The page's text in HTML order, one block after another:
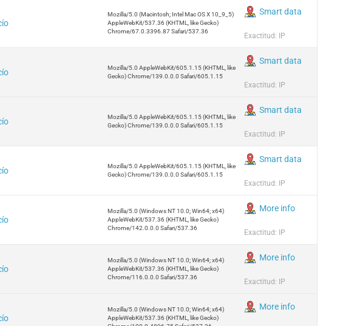
Mozilla/5.0 (Macintosh; Intel Mac OS X 10_9_5)
AppleWebKit/537.36 (KHTML, like Gecko)
Chrome/67.0.3396.87 Safari/537.36
Smart data
Exactitud: IP
Mozilla/5.0 AppleWebKit/605.1.15 (KHTML, like
Gecko) Chrome/139.0.0.0 Safari/605.1.15
Smart data
Exactitud: IP
Mozilla/5.0 AppleWebKit/605.1.15 (KHTML, like
Gecko) Chrome/139.0.0.0 Safari/605.1.15
Smart data
Exactitud: IP
Mozilla/5.0 AppleWebKit/605.1.15 (KHTML, like
Gecko) Chrome/139.0.0.0 Safari/605.1.15
Smart data
Exactitud: IP
Mozilla/5.0 (Windows NT 10.0; Win64; x64)
AppleWebKit/537.36 (KHTML, like Gecko)
Chrome/142.0.0.0 Safari/537.36
More info
Exactitud: IP
Mozilla/5.0 (Windows NT 10.0; Win64; x64)
AppleWebKit/537.36 (KHTML, like Gecko)
Chrome/116.0.0.0 Safari/537.36
More info
Exactitud: IP
Mozilla/5.0 (Windows NT 10.0; Win64; x64)
AppleWebKit/537.36 (KHTML, like Gecko)
More info